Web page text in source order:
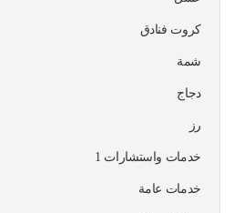
كروت فنادق
شمة
دجاج
رز
1 خدمات واستشارات
خدمات عامة